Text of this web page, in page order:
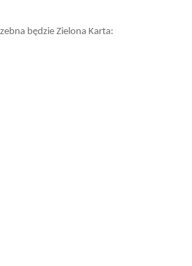
będzie Zielona Karta: